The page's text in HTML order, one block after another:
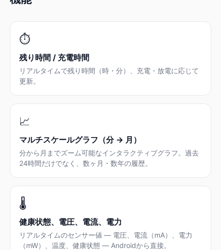
⏱️
残り時間 / 充電時間
リアルタイムで残り時間（時・分）、充電・放電に応じて
更新。
📈
マルチスケールグラフ（分 → 月）
分から月までズーム可能なインタラクティブグラフ。過去
24時間だけでなく、数ヶ月・数年の履歴。
🌡️
健康状態、電圧、電流、電力
リアルタイムのセンサー値 — 電圧、電流（mA）、電力
（mW）、温度、健康状態 — Androidから直接。